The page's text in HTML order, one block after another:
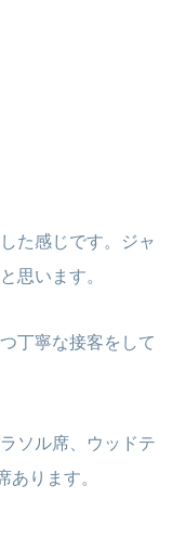
た感じです。ジャ
思います。
丁寧な接客をして
ソル席、ウッドテ
あります。